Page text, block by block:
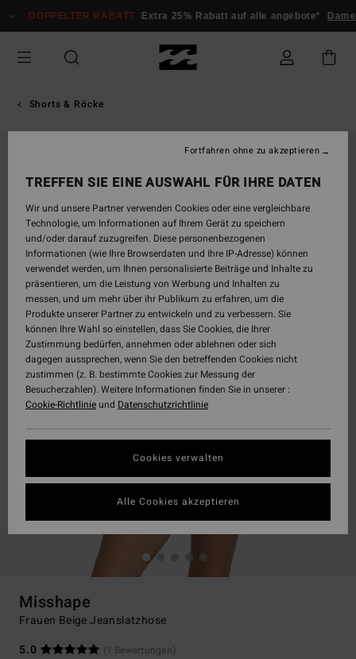
zur
springen
DOPPELTER RABATT Extra 25% Rabatt auf alle angebote* Damen
Shorts & Röcke
Misshape
Frauen Beige Jeanslatzhose
5.0
(1 Bewertungen)
TREFFEN SIE EINE AUSWAHL FÜR IHRE DATEN
Wir und unsere Partner verwenden Cookies oder eine vergleichbare
Technologie, um Informationen auf Ihrem Gerät zu speichern
und/oder darauf zuzugreifen. Diese personenbezogenen
Informationen (wie Ihre Browserdaten und Ihre IP-Adresse) können
verwendet werden, um Ihnen personalisierte Beiträge und Inhalte zu
präsentieren, um die Leistung von Werbung und Inhalten zu
messen, und um mehr über ihr Publikum zu erfahren, um die
Produkte unserer Partner zu entwickeln und zu verbessern. Sie
können Ihre Wahl so einstellen, dass Sie Cookies, die Ihrer
Zustimmung bedürfen, annehmen oder ablehnen oder sich
dagegen aussprechen, wenn Sie den betreffenden Cookies nicht
zustimmen (z. B. bestimmte Cookies zur Messung der
Besucherzahlen). Weitere Informationen finden Sie in unserer :
Cookie-Richtlinieund Datenschutzrichtlinie
Cookies verwalten
Fortfahren ohne zu akzeptieren
Alle Cookies akzeptieren